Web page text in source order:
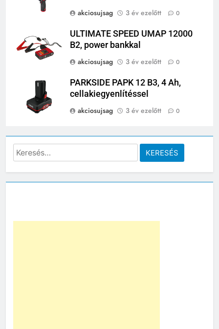
akciosujsag
3 év ezelőtt 0
ULTIMATE SPEED UMAP 12000
B2, power bankkal
akciosujsag
3 év ezelőtt 0
PARKSIDE PAPK 12 B3, 4 Ah,
cellakiegyenlítéssel
akciosujsag
3 év ezelőtt 0
Keresés: